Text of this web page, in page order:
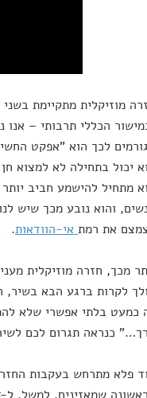
מוזיקלית מתקיימת
הכללי תרבותי –
לכך הוא "אפקט
יכול בתחילה לא למצוא
מתחיל להישמע חביב
והוא נובע מכך שיש
את רמת אי-הוודאות.
מכך, חזרה מוזיקלית
לקרות ברגע הבא
כמעט בלתי אפשרי שלא
כנראה תגרום לכם
פלא מתרחש בעקבות